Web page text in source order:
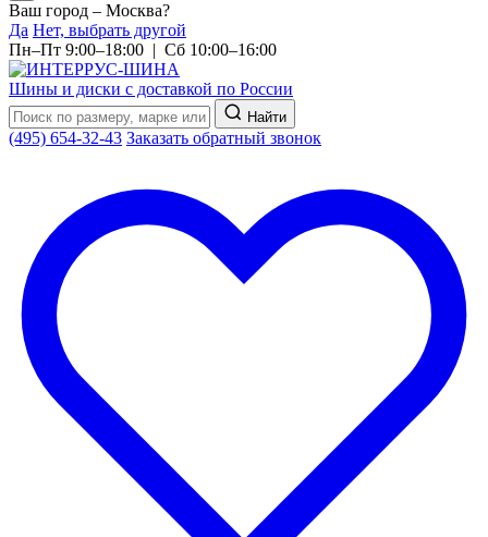
Ваш город – Москва?
Да Нет, выбрать другой
Пн–Пт 9:00–18:00 | Сб 10:00–16:00
Шины и диски с доставкой по России
Найти
(495) 654-32-43 Заказать обратный звонок